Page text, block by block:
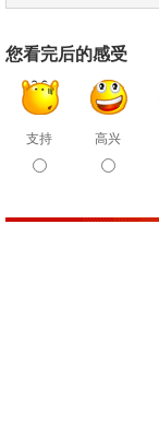
您看完后的感受
支持 高兴